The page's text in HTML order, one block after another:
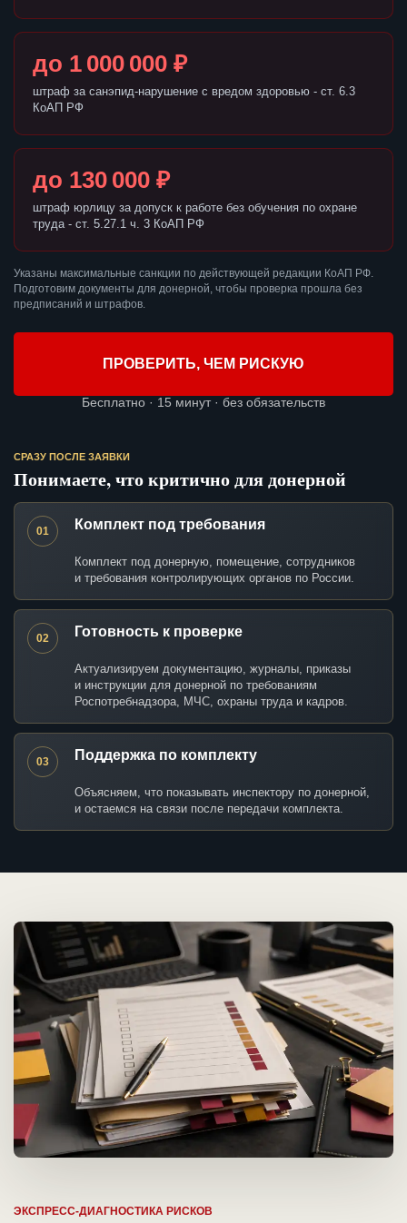
до 1 000 000 ₽
штраф за санэпид-нарушение с вредом здоровью - ст. 6.3
КоАП РФ
до 130 000 ₽
штраф юрлицу за допуск к работе без обучения по охране
труда - ст. 5.27.1 ч. 3 КоАП РФ
Указаны максимальные санкции по действующей редакции КоАП РФ.
Подготовим документы для донерной, чтобы проверка прошла без
предписаний и штрафов.
ПРОВЕРИТЬ, ЧЕМ РИСКУЮ
Бесплатно · 15 минут · без обязательств
СРАЗУ ПОСЛЕ ЗАЯВКИ
Понимаете, что критично для донерной
01 Комплект под требования
Комплект под донерную, помещение, сотрудников
и требования контролирующих органов по России.
02 Готовность к проверке
Актуализируем документацию, журналы, приказы
и инструкции для донерной по требованиям
Роспотребнадзора, МЧС, охраны труда и кадров.
03 Поддержка по комплекту
Объясняем, что показывать инспектору по донерной,
и остаемся на связи после передачи комплекта.
ЭКСПРЕСС-ДИАГНОСТИКА РИСКОВ